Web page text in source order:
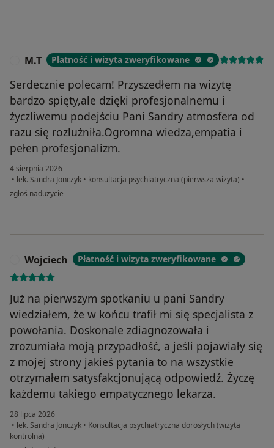
M.T Płatność i wizyta zweryfikowane
Serdecznie polecam! Przyszedłem na wizytę
bardzo spięty,ale dzięki profesjonalnemu i
życzliwemu podejściu Pani Sandry atmosfera od
razu się rozluźniła.Ogromna wiedza,empatia i
pełen profesjonalizm.
4 sierpnia 2026
• lek. Sandra Jonczyk • konsultacja psychiatryczna (pierwsza wizyta) •
w opinii użytkownika M.T
zgłoś nadużycie
Wojciech Płatność i wizyta zweryfikowane
Już na pierwszym spotkaniu u pani Sandry
wiedziałem, że w końcu trafił mi się specjalista z
powołania. Doskonale zdiagnozowała i
zrozumiała moją przypadłość, a jeśli pojawiały się
z mojej strony jakieś pytania to na wszystkie
otrzymałem satysfakcjonującą odpowiedź. Życzę
każdemu takiego empatycznego lekarza.
28 lipca 2026
• lek. Sandra Jonczyk • Konsultacja psychiatryczna dorosłych (wizyta
kontrolna)